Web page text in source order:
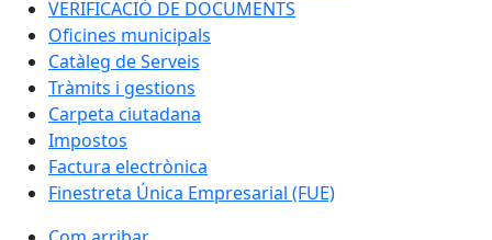
VERIFICACIÓ DE DOCUMENTS
Oficines municipals
Catàleg de Serveis
Tràmits i gestions
Carpeta ciutadana
Impostos
Factura electrònica
Finestreta Única Empresarial (FUE)